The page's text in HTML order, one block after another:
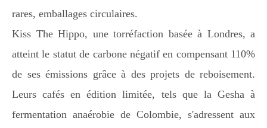
rares, emballages circulaires.
Kiss The Hippo, une torréfaction basée à Londres, a
atteint le statut de carbone négatif en compensant 110%
de ses émissions grâce à des projets de reboisement.
Leurs cafés en édition limitée, tels que la Gesha à
fermentation anaérobie de Colombie, s'adressent aux